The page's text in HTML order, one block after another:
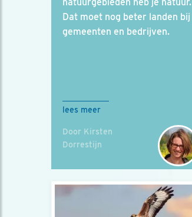
Dat moet nog beter landen bij
gemeenten en bedrijven.
lees meer
Door Kirsten
Dorrestijn